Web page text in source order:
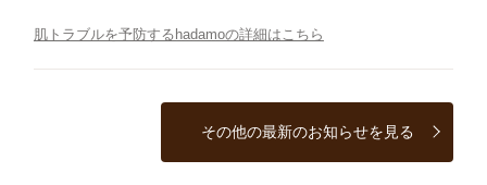
肌トラブルを予防するhadamoの詳細はこちら
その他の最新のお知らせを見る